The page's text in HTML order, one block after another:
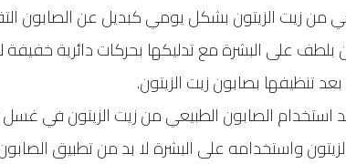
من زيت الزيتون بشكل يومي كبديل عن الصابون
بلطف على البشرة مع تدليكها بحركات دائرية
تنظيفها بصابون زيت الزيتون.
الصابون الطبيعي من زيت الزيتون في غسل
واستخدامه على البشرة لا بد من تطبيق